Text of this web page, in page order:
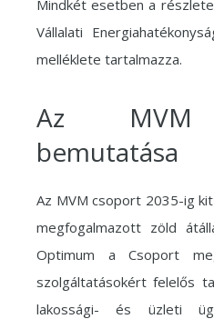
Mindkét esetben a
Vállalati
melléklete tartalmazza.
Az MVM
bemutatása
Az MVM csoport 2035-ig
megfogalmazott zöld
Optimum a Csoport
szolgáltatásokért felelős
lakossági- és üzleti